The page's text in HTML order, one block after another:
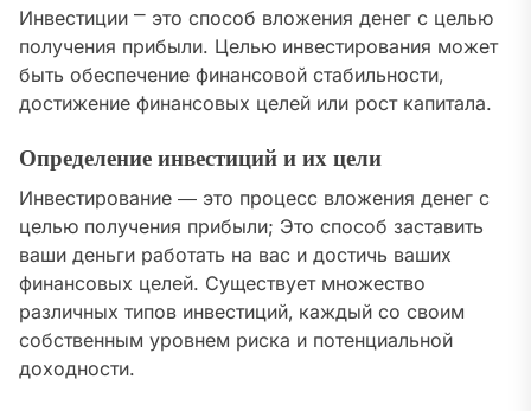
Инвестиции ⎻ это способ вложения денег с целью
получения прибыли. Целью инвестирования может
быть обеспечение финансовой стабильности‚
достижение финансовых целей или рост капитала.
Определение инвестиций и их цели
Инвестирование ― это процесс вложения денег с
целью получения прибыли; Это способ заставить
ваши деньги работать на вас и достичь ваших
финансовых целей. Существует множество
различных типов инвестиций‚ каждый со своим
собственным уровнем риска и потенциальной
доходности.